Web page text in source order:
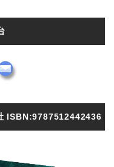
ISBN:9787512442436